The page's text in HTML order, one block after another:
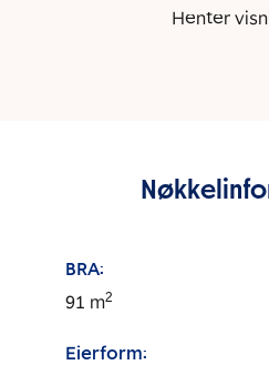
Henter
BRA:
91 m2
Eierform: